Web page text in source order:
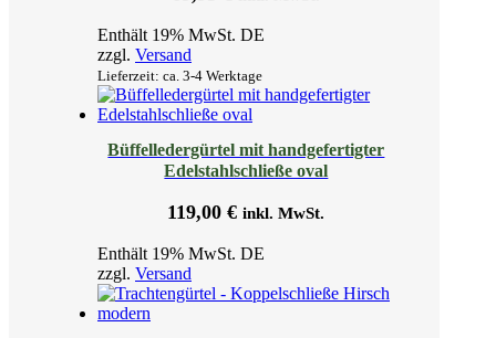
Enthält 19% MwSt. DE
zzgl. Versand
Lieferzeit: ca. 3-4 Werktage
Büffelledergürtel mit handgefertigter
Edelstahlschließe oval
119,00€ inkl. MwSt.
Enthält 19% MwSt. DE
zzgl. Versand